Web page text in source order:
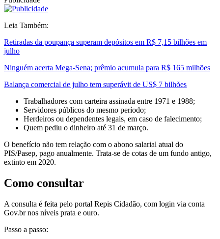
Leia Também:
Retiradas da poupança superam depósitos em R$ 7,15 bilhões em
julho
Ninguém acerta Mega-Sena; prêmio acumula para R$ 165 milhões
Balança comercial de julho tem superávit de US$ 7 bilhões
Trabalhadores com carteira assinada entre 1971 e 1988;
Servidores públicos do mesmo período;
Herdeiros ou dependentes legais, em caso de falecimento;
Quem pediu o dinheiro até 31 de março.
O benefício não tem relação com o abono salarial atual do
PIS/Pasep, pago anualmente. Trata-se de cotas de um fundo antigo,
extinto em 2020.
Como consultar
A consulta é feita pelo portal Repis Cidadão, com login via conta
Gov.br nos níveis prata e ouro.
Passo a passo: